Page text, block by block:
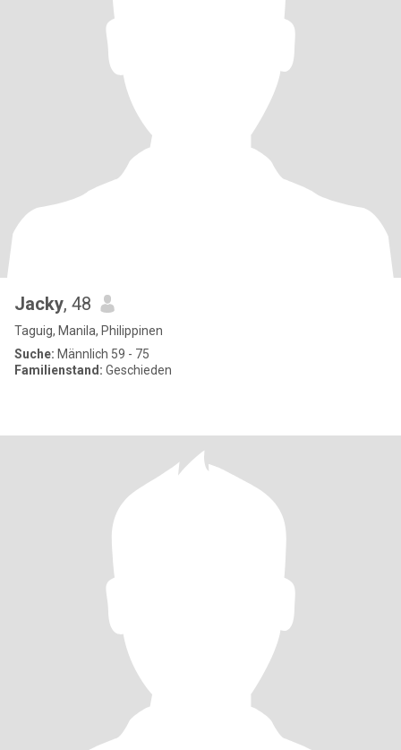
Jacky, 48
Taguig, Manila, Philippinen
Suche: Männlich 59 - 75
Familienstand: Geschieden